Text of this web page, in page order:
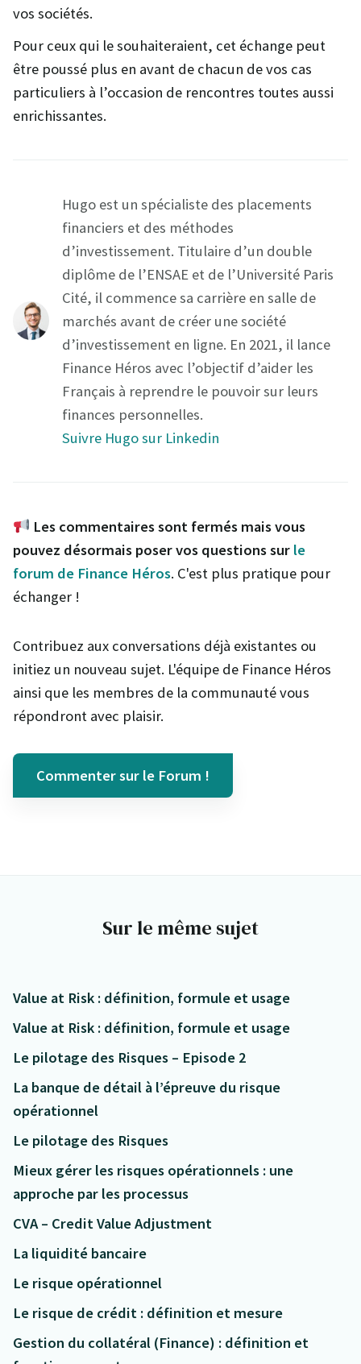
vos sociétés.
Pour ceux qui le souhaiteraient, cet échange peut
être poussé plus en avant de chacun de vos cas
particuliers à l’occasion de rencontres toutes aussi
enrichissantes.
Hugo est un spécialiste des placements
financiers et des méthodes
d’investissement. Titulaire d’un double
diplôme de l’ENSAE et de l’Université Paris
Cité, il commence sa carrière en salle de
marchés avant de créer une société
d’investissement en ligne. En 2021, il lance
Finance Héros avec l’objectif d’aider les
Français à reprendre le pouvoir sur leurs
finances personnelles.
Suivre Hugo sur Linkedin
Les commentaires sont fermés mais vous
pouvez désormais poser vos questions sur le
forum de Finance Héros. C'est plus pratique pour
échanger !
Contribuez aux conversations déjà existantes ou
initiez un nouveau sujet. L'équipe de Finance Héros
ainsi que les membres de la communauté vous
répondront avec plaisir.
Commenter sur le Forum !
Sur le même sujet
Value at Risk : définition, formule et usage
Value at Risk : définition, formule et usage
Le pilotage des Risques – Episode 2
La banque de détail à l’épreuve du risque
opérationnel
Le pilotage des Risques
Mieux gérer les risques opérationnels : une
approche par les processus
CVA – Credit Value Adjustment
La liquidité bancaire
Le risque opérationnel
Le risque de crédit : définition et mesure
Gestion du collatéral (Finance) : définition et